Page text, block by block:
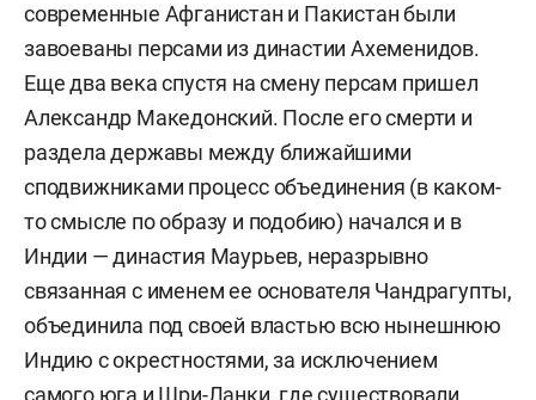
современные Афганистан и Пакистан были
завоеваны персами из династии Ахеменидов.
Еще два века спустя на смену персам пришел
Александр Македонский. После его смерти и
раздела державы между ближайшими
сподвижниками процесс объединения (в каком-
то смысле по образу и подобию) начался и в
Индии — династия Маурьев, неразрывно
связанная с именем ее основателя Чандрагупты,
объединила под своей властью всю нынешнюю
Индию с окрестностями, за исключением
самого юга и Шри-Ланки, где существовали